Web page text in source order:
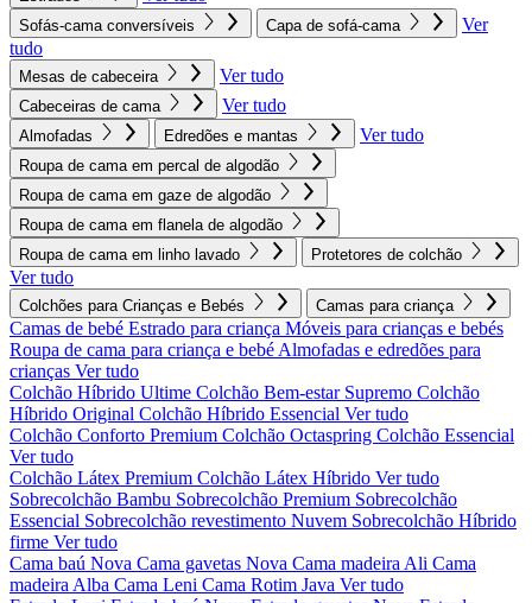
Sofás-cama conversíveis Capa de sofá-cama
Ver
tudo
Mesas de cabeceira Ver tudo
Cabeceiras de cama Ver tudo
Almofadas Edredões e mantas Ver tudo
Roupa de cama em percal de algodão
Roupa de cama em gaze de algodão
Roupa de cama em flanela de algodão
Roupa de cama em linho lavado
Protetores de colchão
Ver tudo
Colchões para Crianças e Bebés Camas para criança
Camas de bebé Estrado para criança Móveis para crianças e bebés
Roupa de cama para criança e bebé Almofadas e edredões para
crianças Ver tudo
Colchão Híbrido Ultime Colchão Bem-estar Supremo Colchão
Híbrido Original Colchão Híbrido Essencial Ver tudo
Colchão Conforto Premium Colchão Octaspring Colchão Essencial
Ver tudo
Colchão Látex Premium Colchão Látex Híbrido Ver tudo
Sobrecolchão Bambu Sobrecolchão Premium Sobrecolchão
Essencial Sobrecolchão revestimento Nuvem Sobrecolchão Híbrido
firme Ver tudo
Cama baú Nova Cama gavetas Nova Cama madeira Ali Cama
madeira Alba Cama Leni Cama Rotim Java Ver tudo